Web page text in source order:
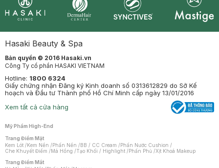
Hasaki Beauty & Spa
Bản quyền © 2016 Hasaki.vn
Công Ty cổ phần HASAKI VIETNAM
Hotline: 1800 6324
Giấy chứng nhận Đăng ký Kinh doanh số 0313612829 do Sở Kế
hoạch và Đầu tư Thành phố Hồ Chí Minh cấp ngày 13/01/2016
Xem tất cả cửa hàng
Mỹ Phẩm High-End
Trang Điểm Mặt
Kem Lót /Kem Nền /Phấn Nền /BB / CC Cream /Phấn Nước Cushion /
Che Khuyết Điểm /Má Hồng /Tạo Khối / Highlight /Phấn Phủ /Xịt Khoá Makeup
Trang Điểm Mắt